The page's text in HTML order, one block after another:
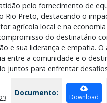
pelo fornecimento de
Rio Preto, destacando o
agrícola local e na
do destinatário
e sua liderança e empatia.
entre a comunidade e o
juntos para enfrentar
Documento: Download